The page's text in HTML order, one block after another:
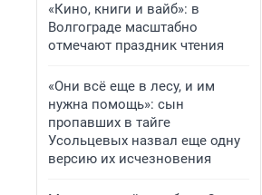
«Кино, книги и вайб»: в
Волгограде масштабно
отмечают праздник чтения
«Они всё еще в лесу, и им
нужна помощь»: сын
пропавших в тайге
Усольцевых назвал еще одну
версию их исчезновения